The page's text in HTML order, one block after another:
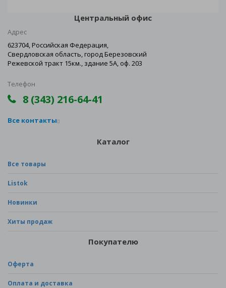
Центральный офис
Адрес
623704, Российская Федерация,
Свердловская область, город Березовский
Режевской тракт 15км., здание 5А, оф. 203
Телефон
8 (343) 216-64-41
Все контакты
Каталог
Все товары
Listok
Новинки
Хиты продаж
Покупателю
Оферта
Оплата и доставка